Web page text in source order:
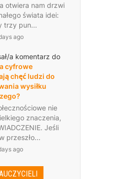
otwiera nam drzwi
świata idei:
trzy pun...
ago
a komentarz do
cyfrowe
chęć ludzi do
wysiłku
nie
znaczenia,
Jeśli
przeszło...
ago